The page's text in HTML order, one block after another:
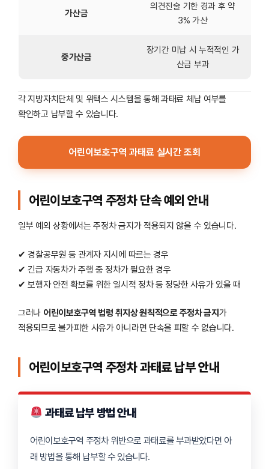
가산금
의견진술 기한 경과 후 약
3% 가산
중가산금
장기간 미납 시 누적적인 가
산금 부과
각 지방자치단체 및 위택스 시스템을 통해 과태료 체납 여부를
확인하고 납부할 수 있습니다.
어린이보호구역 과태료 실시간 조회
어린이보호구역 주정차 단속 예외 안내
일부 예외 상황에서는 주정차 금지가 적용되지 않을 수 있습니다.
✔ 경찰공무원 등 관계자 지시에 따르는 경우
✔ 긴급 자동차가 주행 중 정차가 필요한 경우
✔ 보행자 안전 확보를 위한 일시적 정차 등 정당한 사유가 있을 때
그러나 어린이보호구역 법령 취지상 원칙적으로 주정차 금지 가
적용되므로 불가피한 사유가 아니라면 단속을 피할 수 없습니다.
어린이보호구역 주정차 과태료 납부 안내
과태료 납부 방법 안내
어린이보호구역 주정차 위반으로 과태료를 부과받았다면 아
래 방법을 통해 납부할 수 있습니다.